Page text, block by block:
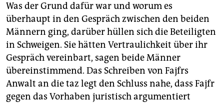
Was der Grund dafür war und worum es
überhaupt in den Gespräch zwischen den beiden
Männern ging, darüber hüllen sich die Beteiligten
in Schweigen. Sie hätten Vertraulichkeit über ihr
Gespräch vereinbart, sagen beide Männer
übereinstimmend. Das Schreiben von Fajfrs
Anwalt an die taz legt den Schluss nahe, dass Fajfr
gegen das Vorhaben juristisch argumentiert